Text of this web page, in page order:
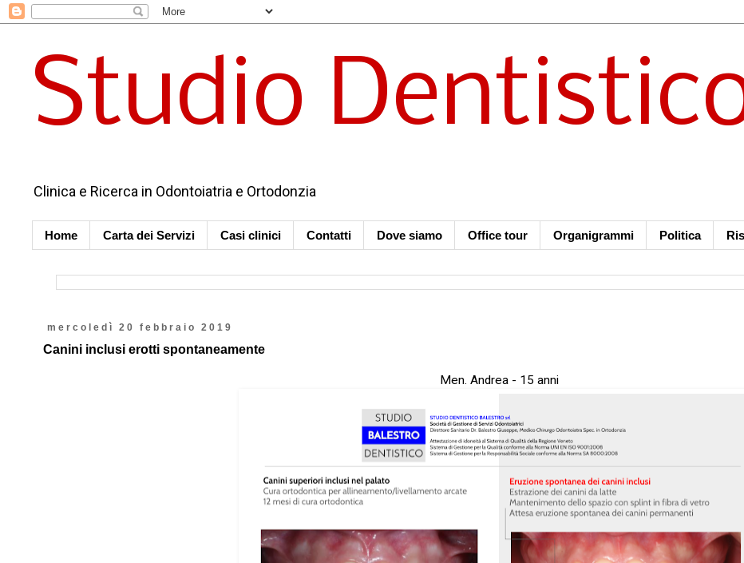
Studio
Clinica e Ricerca in Odontoiatria e Ortodonzia
Home Carta dei Servizi Casi clinici Contatti Dove siamo Office tour Organigrammi Politica
mercoledì 20 febbraio 2019
Canini inclusi erotti spontaneamente
Men. Andrea - 15 anni